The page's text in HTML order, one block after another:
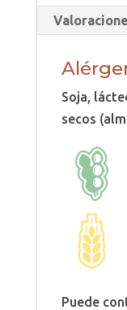
Soja,
secos
Puede